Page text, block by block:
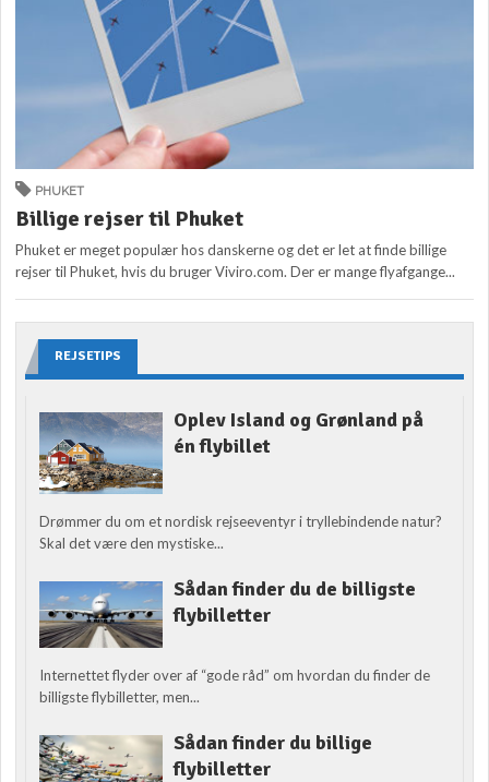
PHUKET
Billige rejser til Phuket
Phuket er meget populær hos danskerne og det er let at finde billige
rejser til Phuket, hvis du bruger Viviro.com. Der er mange flyafgange...
REJSETIPS
Oplev Island og Grønland på
én flybillet
Drømmer du om et nordisk rejseeventyr i tryllebindende natur?
Skal det være den mystiske...
Sådan finder du de billigste
flybilletter
Internettet flyder over af “gode råd” om hvordan du finder de
billigste flybilletter, men...
Sådan finder du billige
flybilletter